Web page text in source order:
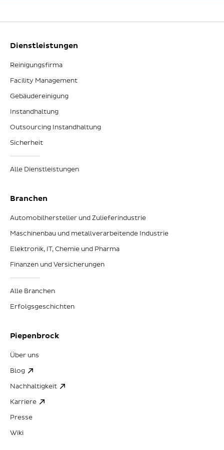
Dienstleistungen
Reinigungsfirma
Facility Management
Gebäudereinigung
Instandhaltung
Outsourcing Instandhaltung
Sicherheit
Alle Dienstleistungen
Branchen
Automobilhersteller und Zulieferindustrie
Maschinenbau und metallverarbeitende Industrie
Elektronik, IT, Chemie und Pharma
Finanzen und Versicherungen
Alle Branchen
Erfolgsgeschichten
Piepenbrock
Über uns
Blog
Nachhaltigkeit
Karriere
Presse
Wiki